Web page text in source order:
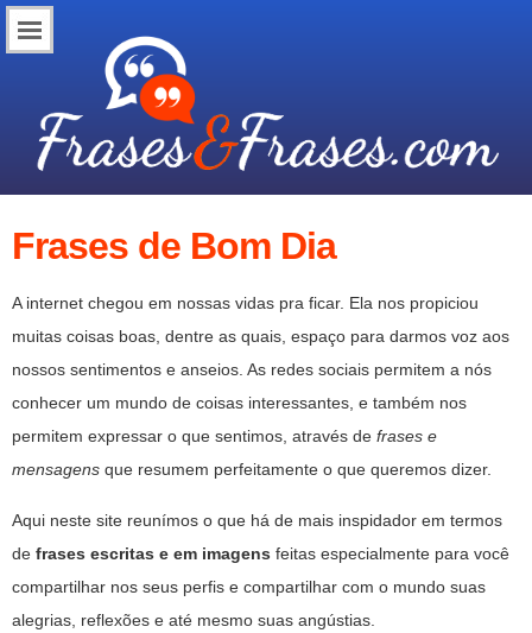
Frases de Bom Dia
A internet chegou em nossas vidas pra ficar. Ela nos propiciou
muitas coisas boas, dentre as quais, espaço para darmos voz aos
nossos sentimentos e anseios. As redes sociais permitem a nós
conhecer um mundo de coisas interessantes, e também nos
permitem expressar o que sentimos, através de frases e
mensagens que resumem perfeitamente o que queremos dizer.
Aqui neste site reunímos o que há de mais inspidador em termos
de frases escritas e em imagens feitas especialmente para você
compartilhar nos seus perfis e compartilhar com o mundo suas
alegrias, reflexões e até mesmo suas angústias.